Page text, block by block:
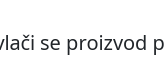
se proizvod